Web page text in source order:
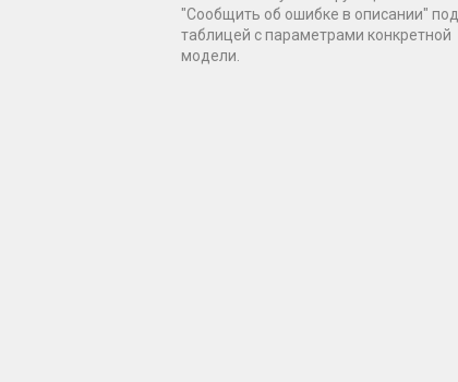
"Сообщить об ошибке в описании" под
таблицей с параметрами конкретной
модели.